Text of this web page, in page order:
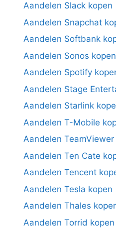
Aandelen Slack kopen
Aandelen Snapchat
Aandelen Softbank
Aandelen Sonos kopen
Aandelen Spotify
Aandelen Stage
Aandelen Starlink
Aandelen T-Mobile
Aandelen TeamViewer
Aandelen Ten Cate
Aandelen Tencent
Aandelen Tesla kopen
Aandelen Thales
Aandelen Torrid kopen